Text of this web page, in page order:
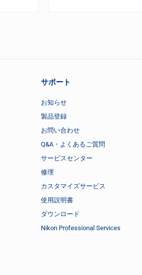
サポート
お知らせ
製品登録
お問い合わせ
Q&A・よくあるご質問
サービスセンター
修理
カスタマイズサービス
使用説明書
ダウンロード
Nikon Professional Services